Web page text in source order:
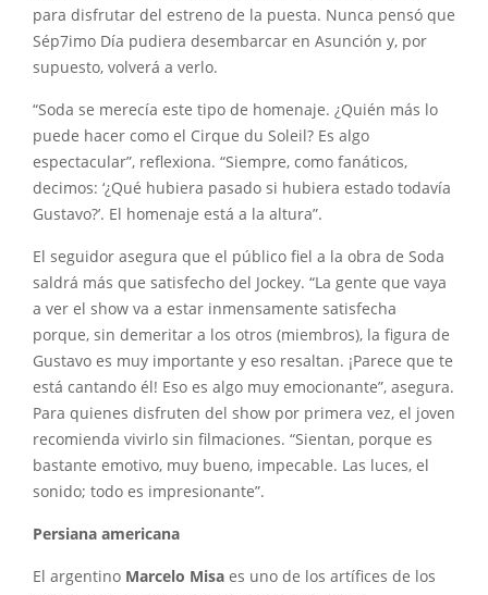
para disfrutar del estreno de la puesta. Nunca pensó que
Sép7imo Día pudiera desembarcar en Asunción y, por
supuesto, volverá a verlo.
“Soda se merecía este tipo de homenaje. ¿Quién más lo
puede hacer como el Cirque du Soleil? Es algo
espectacular”, reflexiona. “Siempre, como fanáticos,
decimos: ‘¿Qué hubiera pasado si hubiera estado todavía
Gustavo?’. El homenaje está a la altura”.
El seguidor asegura que el público fiel a la obra de Soda
saldrá más que satisfecho del Jockey. “La gente que vaya
a ver el show va a estar inmensamente satisfecha
porque, sin demeritar a los otros (miembros), la figura de
Gustavo es muy importante y eso resaltan. ¡Parece que te
está cantando él! Eso es algo muy emocionante”, asegura.
Para quienes disfruten del show por primera vez, el joven
recomienda vivirlo sin filmaciones. “Sientan, porque es
bastante emotivo, muy bueno, impecable. Las luces, el
sonido; todo es impresionante”.
Persiana americana
El argentino Marcelo Misa es uno de los artífices de los